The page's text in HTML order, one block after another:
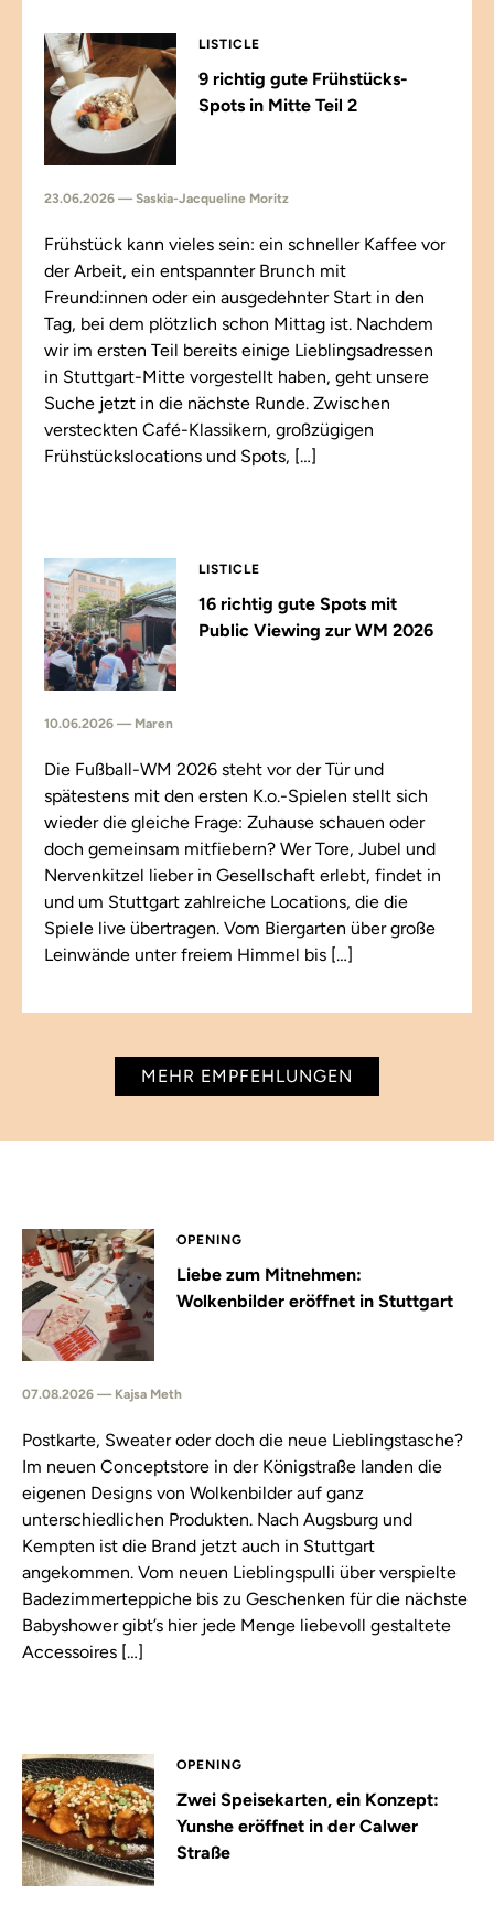
LISTICLE
9 richtig gute Frühstücks-
Spots in Mitte Teil 2
23.06.2026 — Saskia-Jacqueline Moritz
Frühstück kann vieles sein: ein schneller Kaffee vor
der Arbeit, ein entspannter Brunch mit
Freund:innen oder ein ausgedehnter Start in den
Tag, bei dem plötzlich schon Mittag ist. Nachdem
wir im ersten Teil bereits einige Lieblingsadressen
in Stuttgart-Mitte vorgestellt haben, geht unsere
Suche jetzt in die nächste Runde. Zwischen
versteckten Café-Klassikern, großzügigen
Frühstückslocations und Spots, […]
LISTICLE
16 richtig gute Spots mit
Public Viewing zur WM 2026
10.06.2026 — Maren
Die Fußball-WM 2026 steht vor der Tür und
spätestens mit den ersten K.o.-Spielen stellt sich
wieder die gleiche Frage: Zuhause schauen oder
doch gemeinsam mitfiebern? Wer Tore, Jubel und
Nervenkitzel lieber in Gesellschaft erlebt, findet in
und um Stuttgart zahlreiche Locations, die die
Spiele live übertragen. Vom Biergarten über große
Leinwände unter freiem Himmel bis […]
MEHR EMPFEHLUNGEN
OPENING
Liebe zum Mitnehmen:
Wolkenbilder eröffnet in Stuttgart
07.08.2026 — Kajsa Meth
Postkarte, Sweater oder doch die neue Lieblingstasche?
Im neuen Conceptstore in der Königstraße landen die
eigenen Designs von Wolkenbilder auf ganz
unterschiedlichen Produkten. Nach Augsburg und
Kempten ist die Brand jetzt auch in Stuttgart
angekommen. Vom neuen Lieblingspulli über verspielte
Badezimmerteppiche bis zu Geschenken für die nächste
Babyshower gibt’s hier jede Menge liebevoll gestaltete
Accessoires […]
OPENING
Zwei Speisekarten, ein Konzept:
Yunshe eröffnet in der Calwer
Straße